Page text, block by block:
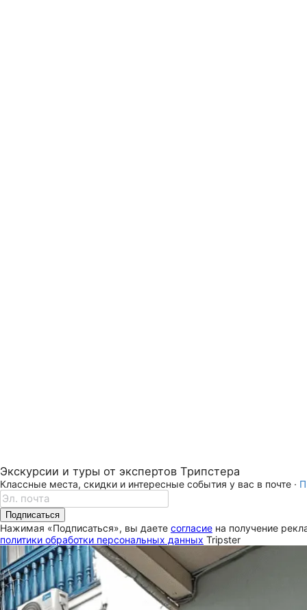
Экскурсии и туры от экспертов Трипстера
Классные места, скидки и интересные события у вас в почте ·
Подписаться
Нажимая «Подписаться», вы даете согласие на получение
политики обработки персональных данных Tripster